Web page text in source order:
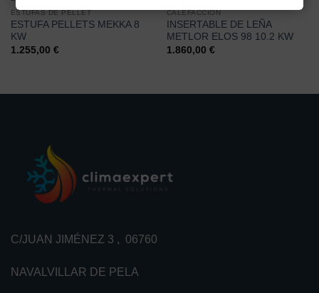
ESTUFAS DE PELLET
ESTUFA PELLETS MEKKA 8
KW
1.255,00 €
CALEFACCIÓN
INSERTABLE DE LEÑA
METLOR ELOS 98 10.2 KW
1.860,00 €
C/JUAN JIMÉNEZ 3 , 06760
NAVALVILLAR DE PELA